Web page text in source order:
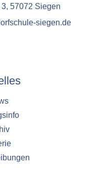
57072 Siegen
siegen.de